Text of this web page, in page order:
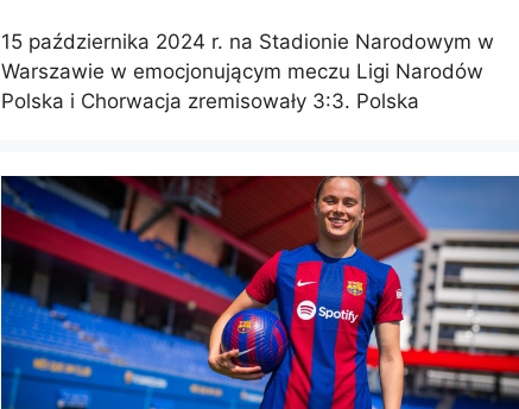
15 października 2024 r. na Stadionie Narodowym w
Warszawie w emocjonującym meczu Ligi Narodów
Polska i Chorwacja zremisowały 3:3. Polska